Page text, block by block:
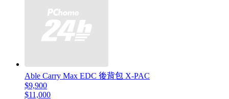
Able Carry Max EDC 後背包 X-PAC
$9,900
$11,000